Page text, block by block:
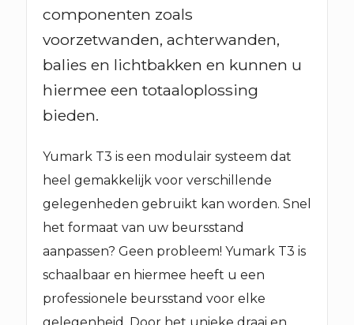
componenten zoals
voorzetwanden, achterwanden,
balies en lichtbakken en kunnen u
hiermee een totaaloplossing
bieden.
Yumark T3 is een modulair systeem dat
heel gemakkelijk voor verschillende
gelegenheden gebruikt kan worden. Snel
het formaat van uw beursstand
aanpassen? Geen probleem! Yumark T3 is
schaalbaar en hiermee heeft u een
professionele beursstand voor elke